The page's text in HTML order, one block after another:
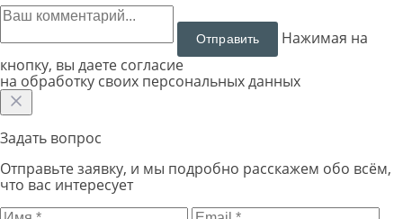
Нажимая на
кнопку, вы даете согласие
на обработку своих персональных данных
Задать вопрос
Отправьте заявку, и мы подробно расскажем обо всём,
что вас интересует